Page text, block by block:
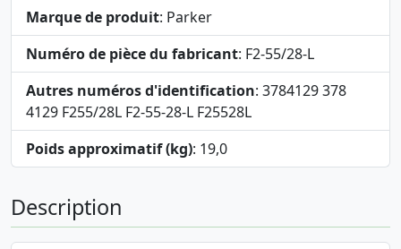
Marque de produit: Parker
Numéro de pièce du fabricant: F2-55/28-L
Autres numéros d'identification: 3784129 378
4129 F255/28L F2-55-28-L F25528L
Poids approximatif (kg): 19,0
Description